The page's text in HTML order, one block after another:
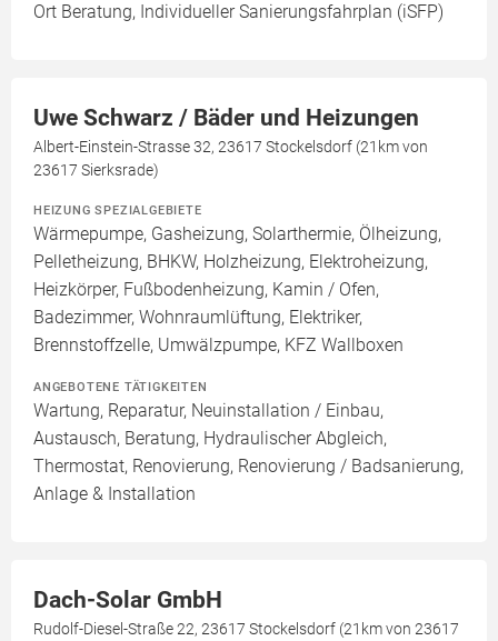
Ort Beratung, Individueller Sanierungsfahrplan (iSFP)
Uwe Schwarz / Bäder und Heizungen
Albert-Einstein-Strasse 32, 23617 Stockelsdorf (21km von
23617 Sierksrade)
HEIZUNG SPEZIALGEBIETE
Wärmepumpe, Gasheizung, Solarthermie, Ölheizung,
Pelletheizung, BHKW, Holzheizung, Elektroheizung,
Heizkörper, Fußbodenheizung, Kamin / Ofen,
Badezimmer, Wohnraumlüftung, Elektriker,
Brennstoffzelle, Umwälzpumpe, KFZ Wallboxen
ANGEBOTENE TÄTIGKEITEN
Wartung, Reparatur, Neuinstallation / Einbau,
Austausch, Beratung, Hydraulischer Abgleich,
Thermostat, Renovierung, Renovierung / Badsanierung,
Anlage & Installation
Dach-Solar GmbH
Rudolf-Diesel-Straße 22, 23617 Stockelsdorf (21km von 23617